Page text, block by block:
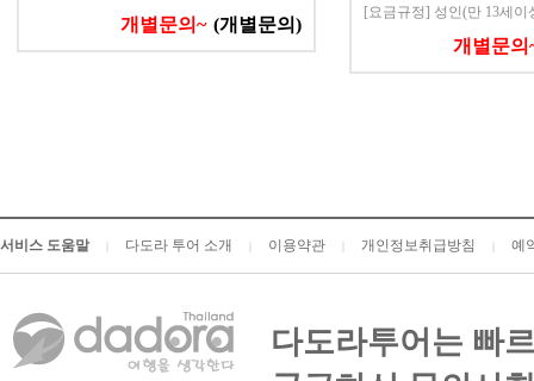
개별문의~ (개별문의)
[요금규정] 성인(만 13세이
개별문의
서비스 도움말 다도라 투어 소개 이용약관 개인정보취급방침 예
다도라투어는 빠